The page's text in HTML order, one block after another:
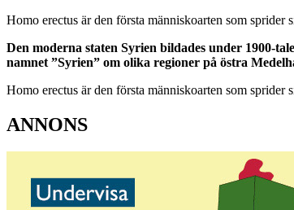
Homo erectus är den första människoarten som sprider
Den moderna staten Syrien bildades under 1900-
namnet ”Syrien” om olika regioner på östra
Homo erectus är den första människoarten som sprider
ANNONS